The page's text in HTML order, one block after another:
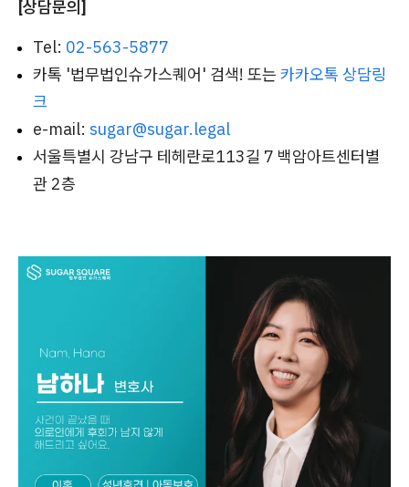
[상담문의]
Tel: 02-563-5877
카톡 '법무법인슈가스퀘어' 검색! 또는 카카오톡 상담링
크
e-mail: sugar@sugar.legal
서울특별시 강남구 테헤란로113길 7 백암아트센터별
관 2층